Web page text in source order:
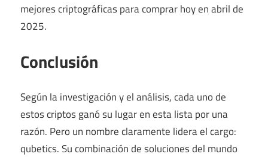
mejores criptográficas para comprar hoy en abril de
2025.
Conclusión
Según la investigación y el análisis, cada uno de
estos criptos ganó su lugar en esta lista por una
razón. Pero un nombre claramente lidera el cargo:
qubetics. Su combinación de soluciones del mundo